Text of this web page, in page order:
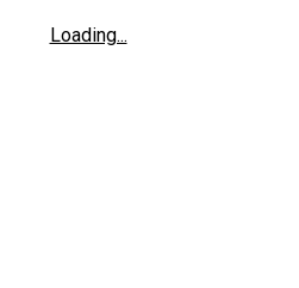
Loading...